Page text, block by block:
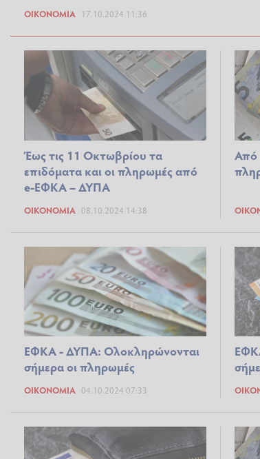
ΟΙΚΟΝΟΜΊΑ 17.10.2024 11:36
Έως τις 11 Οκτωβρίου τα
επιδόματα και οι πληρωμές από
e-ΕΦΚΑ – ΔΥΠΑ
ΟΙΚΟΝΟΜΊΑ 08.10.2024 14:38
Από
ΕΦΚΑ - ΔΥΠΑ: Ολοκληρώνονται
σήμερα οι πληρωμές
ΟΙΚΟΝΟΜΊΑ 04.10.2024 07:33